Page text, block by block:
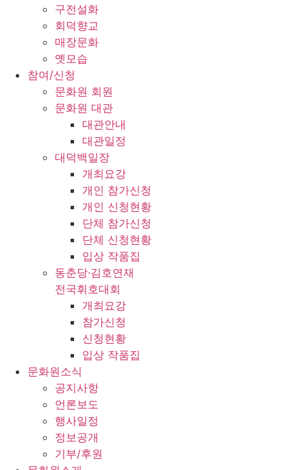
구전설화
회덕향교
매장문화
옛모습
참여/신청
문화원 회원
문화원 대관
대관안내
대관일정
대덕백일장
개최요강
개인 참가신청
개인 신청현황
단체 참가신청
단체 신청현황
입상 작품집
동춘당·김호연재
전국휘호대회
개최요강
참가신청
신청현황
입상 작품집
문화원소식
공지사항
언론보도
행사일정
정보공개
기부/후원